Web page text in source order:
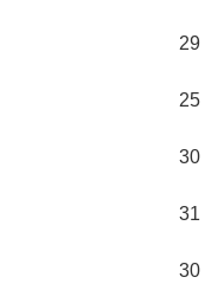
29
25
30
31
30